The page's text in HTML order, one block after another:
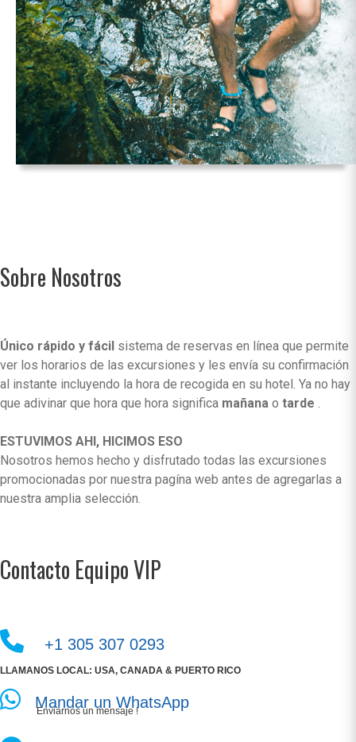
Sobre Nosotros
Único rápido y fácil sistema de reservas en línea que permite
ver los horarios de las excursiones y les envía su confirmación
al instante incluyendo la hora de recogida en su hotel. Ya no hay
que adivinar que hora que hora significa mañana o tarde .
ESTUVIMOS AHI, HICIMOS ESO
Nosotros hemos hecho y disfrutado todas las excursiones
promocionadas por nuestra pagína web antes de agregarlas a
nuestra amplia selección.
Contacto Equipo VIP
+1 305 307 0293
LLAMANOS LOCAL: USA, CANADA & PUERTO RICO
Mandar un WhatsApp
Enviarnos un mensaje !